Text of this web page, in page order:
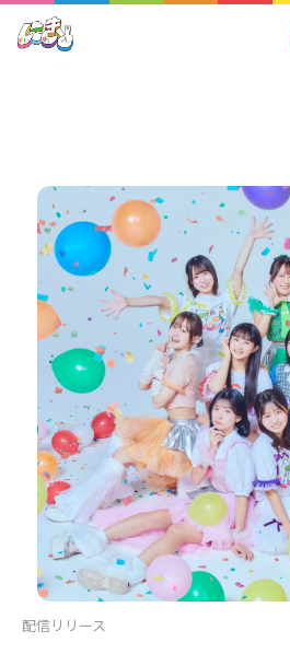
配信リリース